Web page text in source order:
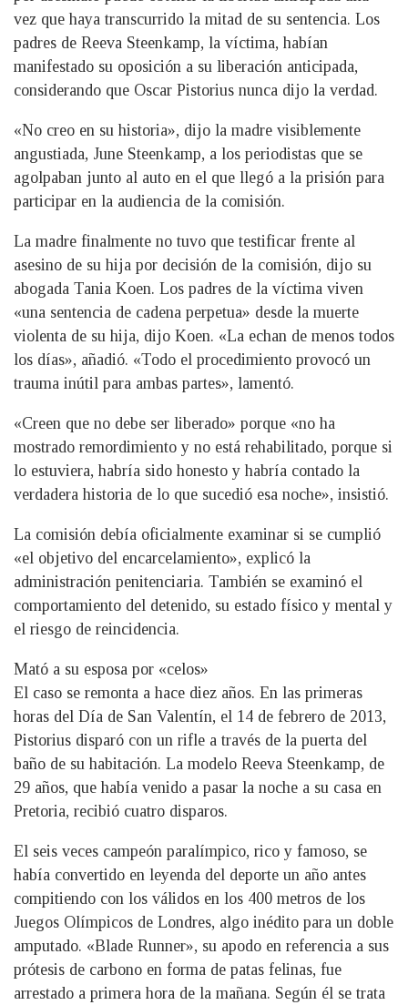
vez que haya transcurrido la mitad de su sentencia. Los
padres de Reeva Steenkamp, la víctima, habían
manifestado su oposición a su liberación anticipada,
considerando que Oscar Pistorius nunca dijo la verdad.
«No creo en su historia», dijo la madre visiblemente
angustiada, June Steenkamp, a los periodistas que se
agolpaban junto al auto en el que llegó a la prisión para
participar en la audiencia de la comisión.
La madre finalmente no tuvo que testificar frente al
asesino de su hija por decisión de la comisión, dijo su
abogada Tania Koen. Los padres de la víctima viven
«una sentencia de cadena perpetua» desde la muerte
violenta de su hija, dijo Koen. «La echan de menos todos
los días», añadió. «Todo el procedimiento provocó un
trauma inútil para ambas partes», lamentó.
«Creen que no debe ser liberado» porque «no ha
mostrado remordimiento y no está rehabilitado, porque si
lo estuviera, habría sido honesto y habría contado la
verdadera historia de lo que sucedió esa noche», insistió.
La comisión debía oficialmente examinar si se cumplió
«el objetivo del encarcelamiento», explicó la
administración penitenciaria. También se examinó el
comportamiento del detenido, su estado físico y mental y
el riesgo de reincidencia.
Mató a su esposa por «celos»
El caso se remonta a hace diez años. En las primeras
horas del Día de San Valentín, el 14 de febrero de 2013,
Pistorius disparó con un rifle a través de la puerta del
baño de su habitación. La modelo Reeva Steenkamp, de
29 años, que había venido a pasar la noche a su casa en
Pretoria, recibió cuatro disparos.
El seis veces campeón paralímpico, rico y famoso, se
había convertido en leyenda del deporte un año antes
compitiendo con los válidos en los 400 metros de los
Juegos Olímpicos de Londres, algo inédito para un doble
amputado. «Blade Runner», su apodo en referencia a sus
prótesis de carbono en forma de patas felinas, fue
arrestado a primera hora de la mañana. Según él se trata